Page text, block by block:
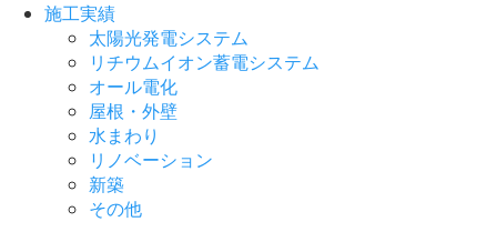
施工実績
太陽光発電システム
リチウムイオン蓄電システム
オール電化
屋根・外壁
水まわり
リノベーション
新築
その他